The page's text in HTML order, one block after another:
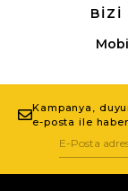
BIZI
Kampanya,
e-posta ile